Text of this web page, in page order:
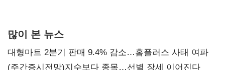
많이 본 뉴스
대형마트 2분기 판매 9.4% 감소…홈플러스 사태 여파
(주간증시전망)지수보다 종목…선별 장세 이어진다